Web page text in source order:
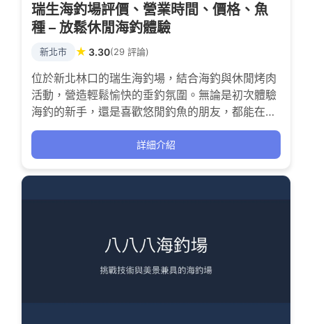
瑞生海釣場評價、營業時間、價格、魚
種 – 放鬆休閒海釣體驗
新北市 ★ 3.30(29 評論)
位於新北林口的瑞生海釣場，結合海釣與休閒烤肉
活動，營造輕鬆愉快的垂釣氛圍。無論是初次體驗
海釣的新手，還是喜歡悠閒釣魚的朋友，都能在這
裡感受到等待中魚的成就感與放鬆樂趣。老闆親
切，魚況穩定，適合想要享受海釣與朋友聚會的釣
客。
詳細介紹